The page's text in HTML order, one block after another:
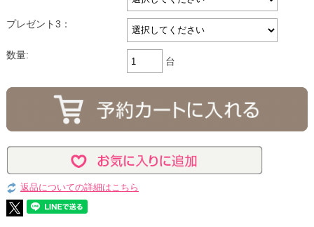
プレゼント3：
数量:
台
返品についての詳細はこちら